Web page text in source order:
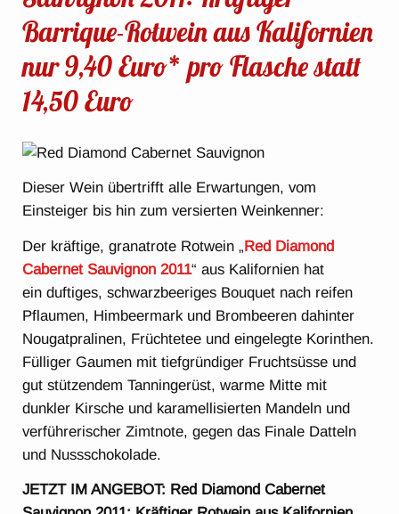
Barrique-Rotwein aus Kalifornien
nur 9,40 Euro* pro Flasche statt
14,50 Euro
Dieser Wein übertrifft alle Erwartungen, vom
Einsteiger bis hin zum versierten Weinkenner:
Der kräftige, granatrote Rotwein „Red Diamond
Cabernet Sauvignon 2011“ aus Kalifornien hat
ein duftiges, schwarzbeeriges Bouquet nach reifen
Pflaumen, Himbeermark und Brombeeren dahinter
Nougatpralinen, Früchtetee und eingelegte Korinthen.
Fülliger Gaumen mit tiefgründiger Fruchtsüsse und
gut stützendem Tanningerüst, warme Mitte mit
dunkler Kirsche und karamellisierten Mandeln und
verführerischer Zimtnote, gegen das Finale Datteln
und Nussschokolade.
JETZT IM ANGEBOT: Red Diamond Cabernet